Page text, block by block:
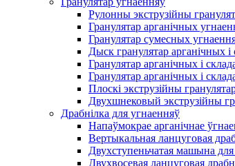
Рулонны экструзійны
Гранулятар арганічных
Гранулятар сумесных
Дыск гранулятар арганічных
Гранулятар арганічных і
Гранулятар арганічных і
Плоскі экструзійны
Двухшнековый экструзійны
Драбнілка для угнаенняў
Напаўмокрае арганічнае
Вертыкальная ланцуговая
Двухступеньчатая машына
Двухвосевая ланцуговая